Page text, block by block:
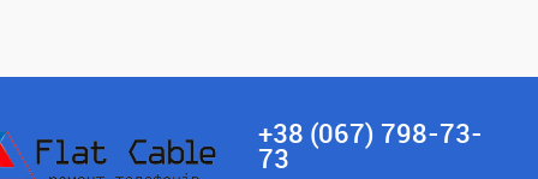
+38 (067) 798-73-
73